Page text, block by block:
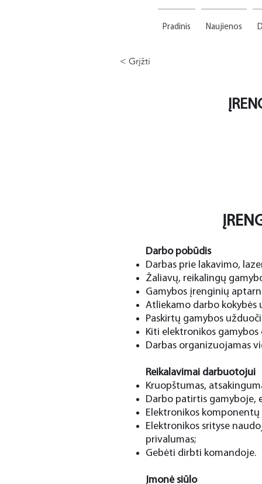
Pradinis Naujienos
< Grįžti
Darbo pobūdis
Darbas prie lakavimo,
Žaliavų, reikalingų
Gamybos įrenginių
Atliekamo darbo kokybės
Paskirtų gamybos
Kiti elektronikos
Darbas organizuojamas
Reikalavimai darbuotojui
Kruopštumas,
Darbo patirtis gamyboje,
Elektronikos
Elektronikos srityse
privalumas;
Gebėti dirbti komandoje.
Įmonė siūlo